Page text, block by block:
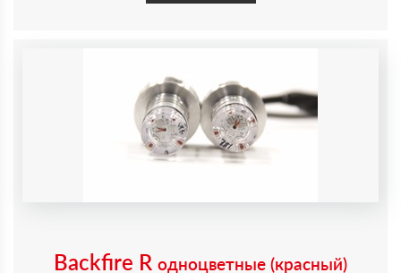
Backfire R одноцветные (красный)